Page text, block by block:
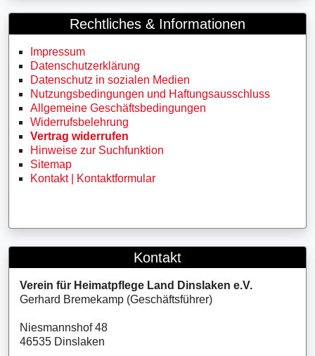
Rechtliches & Informationen
Impressum
Datenschutzerklärung
Datenschutz in sozialen Medien
Nutzungsbedingungen und Haftungsausschluss
Allgemeine Geschäftsbedingungen
Widerrufsbelehrung
Vertrag widerrufen
Hinweise zur Suchfunktion
Sitemap
Kontakt | Kontaktformular
Kontakt
Verein für Heimatpflege Land Dinslaken e.V.
Gerhard Bremekamp (Geschäftsführer)
Niesmannshof 48
46535 Dinslaken